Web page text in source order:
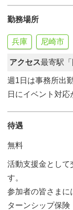
勤務場所
兵庫 尼崎市
アクセス最寄駅
週1日は事務所出
日にイベント対応
待遇
無料
活動支援金として
す。
参加者の皆さまに
ターンシップ保